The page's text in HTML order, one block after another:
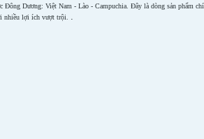
Đông Dương: Việt Nam - Lào - Campuchia. Đây là dòng sản phẩm
nhiều lợi ích vượt trội. .